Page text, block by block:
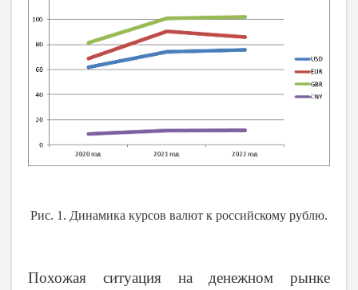
Рис. 1. Динамика курсов валют к российскому рублю.
Похожая ситуация на денежном рынке